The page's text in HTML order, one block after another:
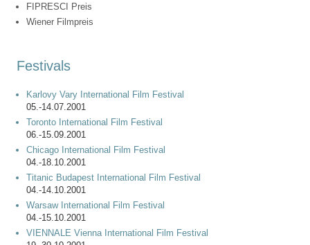
FIPRESCI Preis
Wiener Filmpreis
Festivals
Karlovy Vary International Film Festival
05.-14.07.2001
Toronto International Film Festival
06.-15.09.2001
Chicago International Film Festival
04.-18.10.2001
Titanic Budapest International Film Festival
04.-14.10.2001
Warsaw International Film Festival
04.-15.10.2001
VIENNALE Vienna International Film Festival